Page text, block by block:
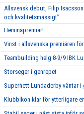
Allsvensk debut, Filip
och kvalitetsmässigt’’
Hemmapremiär!
Vinst i allsvenska premiären
Teambuilding helg 8-9/9 IBK
Storseger i genrepet
Superhett Lundaderby väntar i
Klubbikon klar för ytterligare